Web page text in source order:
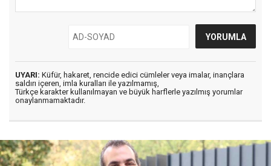
UYARI: Küfür, hakaret, rencide edici cümleler veya imalar, inançlara
saldırı içeren, imla kuralları ile yazılmamış,
Türkçe karakter kullanılmayan ve büyük harflerle yazılmış yorumlar
onaylanmamaktadır.